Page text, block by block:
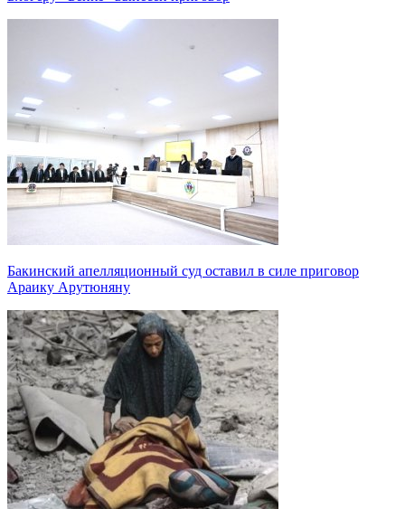
Бакинский апелляционный суд оставил в силе приговор
Араику Арутюняну